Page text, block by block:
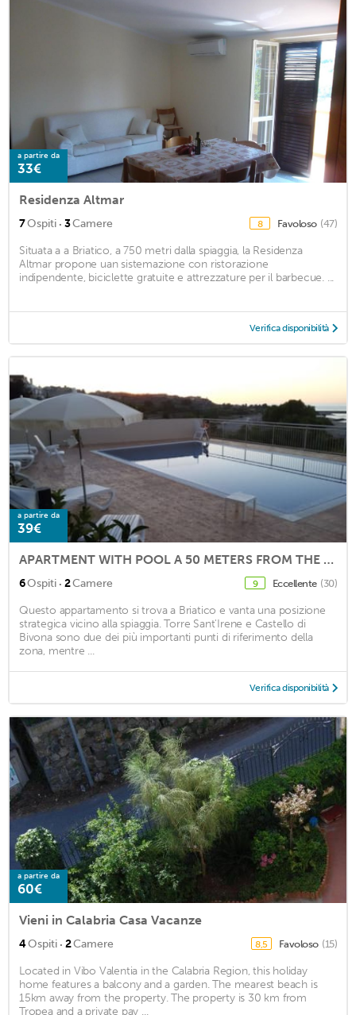
a partire da
33€
Residenza Altmar
7Ospiti · 3Camere 8 Favoloso (47)
Situata a a Briatico, a 750 metri dalla spiaggia, la Residenza
Altmar propone uan sistemazione con ristorazione
indipendente, biciclette gratuite e attrezzature per il barbecue. ...
Verifica disponibilità
a partire da
39€
APARTMENT WITH POOL A 50 METERS FROM THE SEA
6Ospiti · 2Camere 9 Eccellente (30)
Questo appartamento si trova a Briatico e vanta una posizione
strategica vicino alla spiaggia. Torre Sant'Irene e Castello di
Bivona sono due dei più importanti punti di riferimento della
zona, mentre ...
Verifica disponibilità
a partire da
60€
Vieni in Calabria Casa Vacanze
4Ospiti · 2Camere 8,5 Favoloso (15)
Located in Vibo Valentia in the Calabria Region, this holiday
home features a balcony and a garden. The mearest beach is
15km away from the property. The property is 30 km from
Tropea and a private pay ...